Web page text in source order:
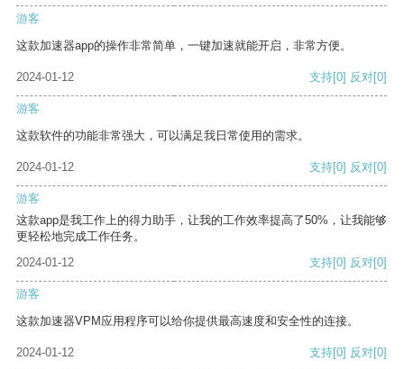
游客
这款加速器app的操作非常简单，一键加速就能开启，非常方便。
2024-01-12 支持[0] 反对[0]
游客
这款软件的功能非常强大，可以满足我日常使用的需求。
2024-01-12 支持[0] 反对[0]
游客
这款app是我工作上的得力助手，让我的工作效率提高了50%，让我能够
更轻松地完成工作任务。
2024-01-12
支持[0] 反对[0]
游客
这款加速器VPM应用程序可以给你提供最高速度和安全性的连接。
2024-01-12 支持[0] 反对[0]